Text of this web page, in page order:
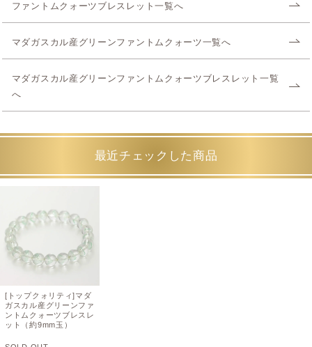
ファントムクォーツブレスレット一覧へ
マダガスカル産グリーンファントムクォーツ一覧へ
マダガスカル産グリーンファントムクォーツブレスレット一覧
へ
最近チェックした商品
[トップクォリティ]マダ
ガスカル産グリーンファ
ントムクォーツブレスレ
ット（約9mm玉）